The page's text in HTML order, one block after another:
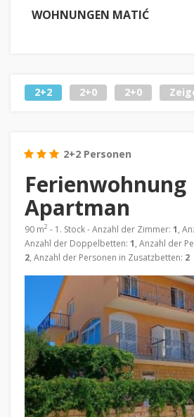
WOHNUNGEN MATIĆ
2+2 2+0 2+0
2+2 Personen
Ferienwohnung
Apartman
90 m2 - 1. Stock - Anzahl der Zimmer: 1,
Anzahl der Doppelbetten: 1, Anzahl der
2, Anzahl der Personen in Zusatzbetten: 2